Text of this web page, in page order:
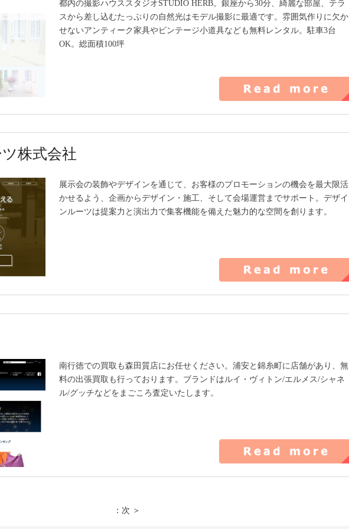
都内の撮影ハウススタジオSTUDIO HERB。銀座から30分、綺麗な部屋、テラ
スから差し込むたっぷりの自然光はモデル撮影に最適です。雰囲気作りに欠か
せないアンティーク家具やビンテージ小道具なども無料レンタル。駐車3台
OK。総面積100坪
株式会社
展示会の装飾やデザインを通じて、お客様のプロモーションの機会を最大限活
かせるよう、企画からデザイン・施工、そして会場運営までサポート。デザイ
ンルーツは提案力と演出力で集客機能を備えた魅力的な空間を創ります。
南行徳での買取も森田質店にお任せください。浦安と錦糸町に店舗があり、無
料の出張買取も行っております。ブランドはルイ・ヴィトン/エルメス/シャネ
ル/グッチなどをまごころ査定いたします。
：次 ＞